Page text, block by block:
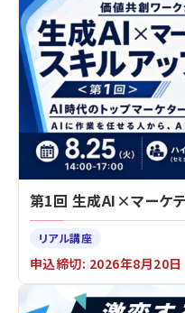
第1回 生成AI×マーケ
リアル講座
申込締切: 2026年8月20日